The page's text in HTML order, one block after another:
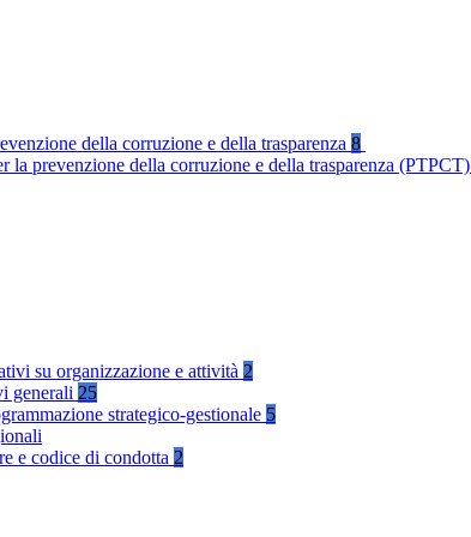
della corruzione e della trasparenza 8
la prevenzione della corruzione e della trasparenza (PTPCT)
su organizzazione e attività 2
generali 25
strategico-gestionale 5
e codice di condotta 2